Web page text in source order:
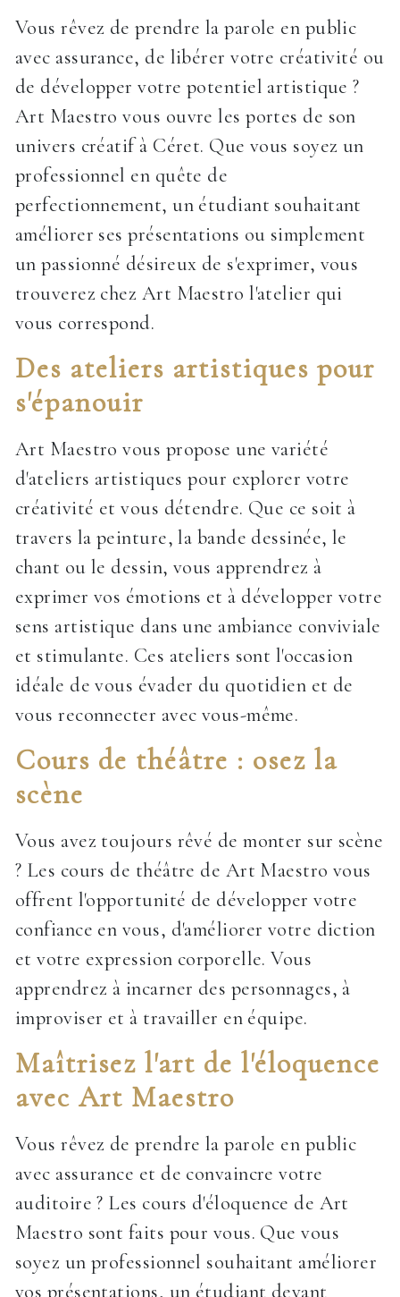
Vous rêvez de prendre la parole en public
avec assurance, de libérer votre créativité ou
de développer votre potentiel artistique ?
Art Maestro vous ouvre les portes de son
univers créatif à Céret. Que vous soyez un
professionnel en quête de
perfectionnement, un étudiant souhaitant
améliorer ses présentations ou simplement
un passionné désireux de s'exprimer, vous
trouverez chez Art Maestro l'atelier qui
vous correspond.
Des ateliers artistiques pour
s'épanouir
Art Maestro vous propose une variété
d'ateliers artistiques pour explorer votre
créativité et vous détendre. Que ce soit à
travers la peinture, la bande dessinée, le
chant ou le dessin, vous apprendrez à
exprimer vos émotions et à développer votre
sens artistique dans une ambiance conviviale
et stimulante. Ces ateliers sont l'occasion
idéale de vous évader du quotidien et de
vous reconnecter avec vous-même.
Cours de théâtre : osez la
scène
Vous avez toujours rêvé de monter sur scène
? Les cours de théâtre de Art Maestro vous
offrent l'opportunité de développer votre
confiance en vous, d'améliorer votre diction
et votre expression corporelle. Vous
apprendrez à incarner des personnages, à
improviser et à travailler en équipe.
Maîtrisez l'art de l'éloquence
avec Art Maestro
Vous rêvez de prendre la parole en public
avec assurance et de convaincre votre
auditoire ? Les cours d'éloquence de Art
Maestro sont faits pour vous. Que vous
soyez un professionnel souhaitant améliorer
vos présentations, un étudiant devant